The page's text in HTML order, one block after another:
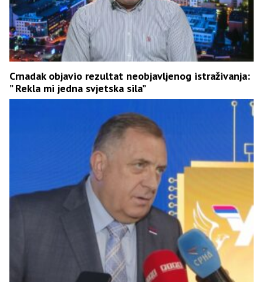
Crnadak objavio rezultat neobjavljenog istraživanja:
” Rekla mi jedna svjetska sila”